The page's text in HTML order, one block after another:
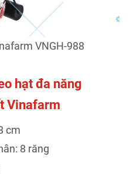
VNGH-988
hạt đa năng
Vinafarm
cm
8 răng